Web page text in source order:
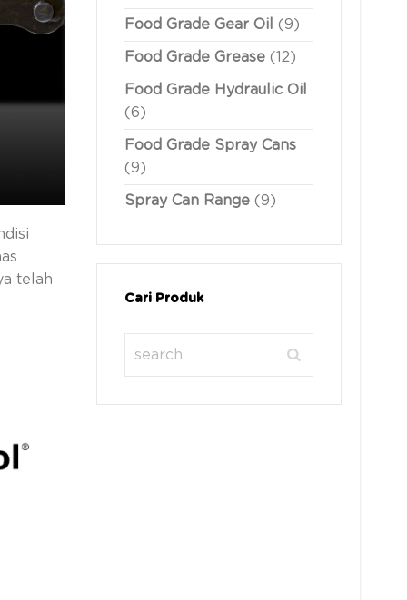
telah
Food Grade Gear Oil (9)
Food Grade Grease (12)
Food Grade Hydraulic Oil
(6)
Food Grade Spray Cans
(9)
Spray Can Range (9)
Cari Produk